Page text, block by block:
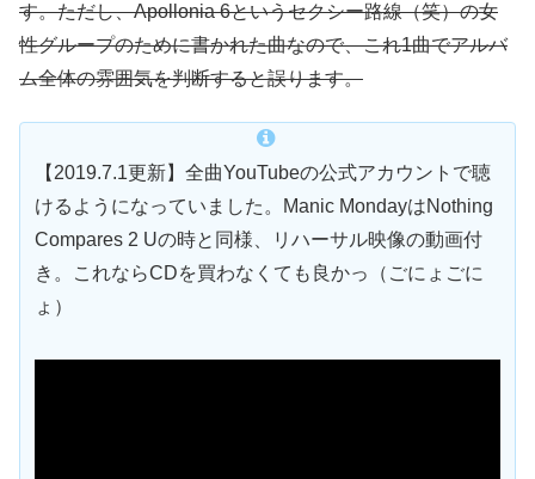
す。ただし、Apollonia 6というセクシー路線（笑）の女
性グループのために書かれた曲なので、これ1曲でアルバ
ム全体の雰囲気を判断すると誤ります。
【2019.7.1更新】全曲YouTubeの公式アカウントで聴
けるようになっていました。Manic MondayはNothing
Compares 2 Uの時と同様、リハーサル映像の動画付
き。これならCDを買わなくても良かっ（ごにょごに
ょ）